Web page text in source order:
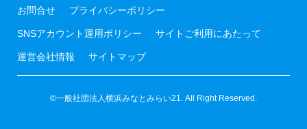
お問合せ プライバシーポリシー
SNSアカウント運用ポリシー サイトご利用にあたって
運営会社情報 サイトマップ
©一般社団法人横浜みなとみらい21. All Right Reserved.